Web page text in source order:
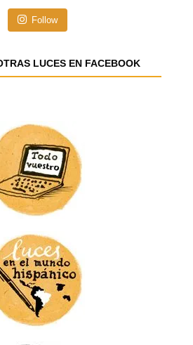
Follow
LUCES EN FACEBOOK